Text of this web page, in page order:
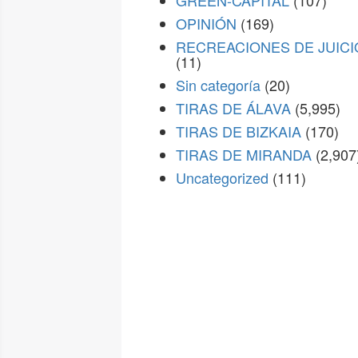
OPINIÓN (169)
RECREACIONES DE
(11)
Sin categoría (20)
TIRAS DE ÁLAVA (5,995)
TIRAS DE BIZKAIA (170)
TIRAS DE MIRANDA
Uncategorized (111)